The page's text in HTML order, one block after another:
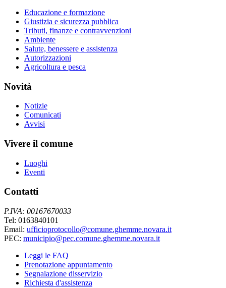
Educazione e formazione
Giustizia e sicurezza pubblica
Tributi, finanze e contravvenzioni
Ambiente
Salute, benessere e assistenza
Autorizzazioni
Agricoltura e pesca
Novità
Notizie
Comunicati
Avvisi
Vivere il comune
Luoghi
Eventi
Contatti
P.IVA: 00167670033
Tel: 0163840101
Email: ufficioprotocollo@comune.ghemme.novara.it
PEC: municipio@pec.comune.ghemme.novara.it
Leggi le FAQ
Prenotazione appuntamento
Segnalazione disservizio
Richiesta d'assistenza